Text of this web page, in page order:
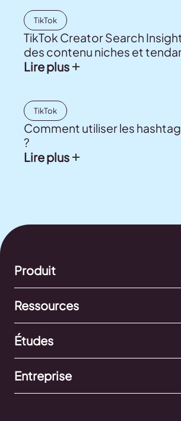
TikTok
TikTok Creator Search
des contenu niches et
Lire plus
TikTok
Comment utiliser les
?
Lire plus
Produit
Ressources
Études
Entreprise